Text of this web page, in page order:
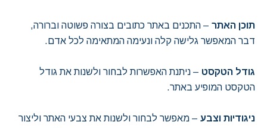
תוכן האתר – התכנים באתר כתובים בצורה פשוטה וברורה,
דבר המאפשר גלישה קלה ונעימה המתאימה לכל אדם.
גודל הטקסט – ניתנת האפשרות לבחור ולשנות את גודל
הטקסט המופיע באתר.
ניגודיות וצבע – מאפשר לבחור ולשנות את צבעי האתר וליצור